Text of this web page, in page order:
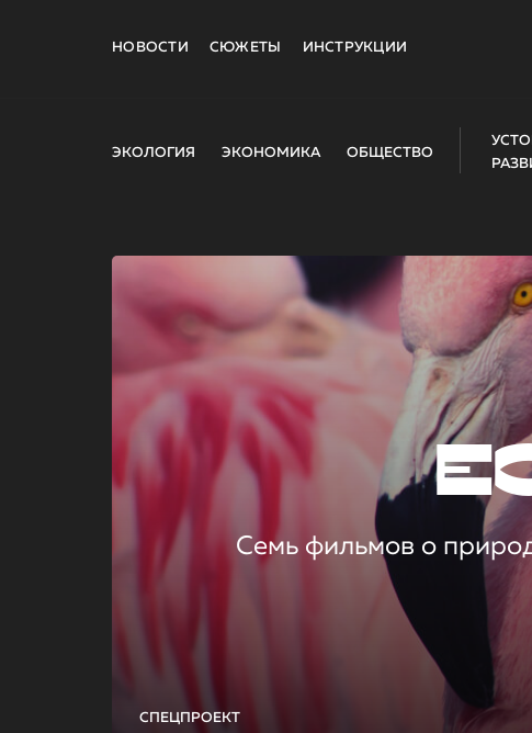
НОВОСТИ СЮЖЕТЫ ИНСТРУКЦИИ
ЭКОЛОГИЯ ЭКОНОМИКА ОБЩЕСТВО
СПЕЦПРОЕКТ
Семь фильмов о